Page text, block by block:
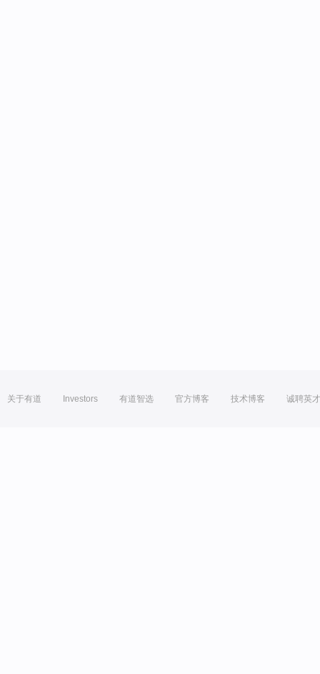
关于有道 Investors 有道智选 官方博客 技术博客 诚聘英才